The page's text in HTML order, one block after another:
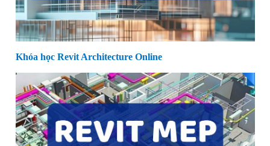
Khóa học Revit Architecture Online